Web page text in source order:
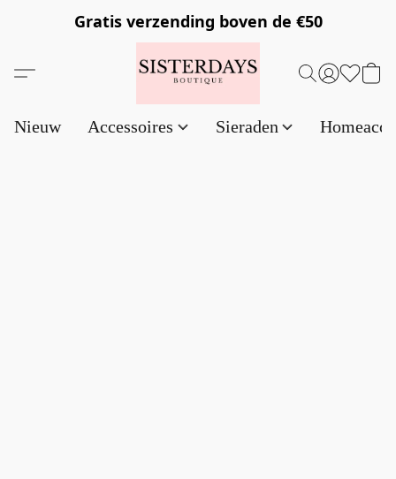
Gratis verzending boven de €50
Nieuw Accessoires Sieraden